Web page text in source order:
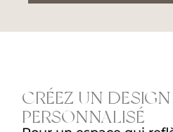
CRÉEZ UN
PERSONNALISÉ